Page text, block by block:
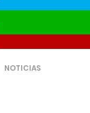
NOTICIAS